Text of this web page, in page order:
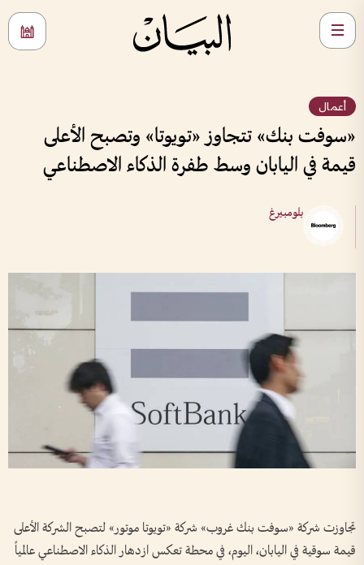
أعمال
«سوفت بنك» تتجاوز «تويوتا» وتصبح الأعلى
قيمة في اليابان وسط طفرة الذكاء الاصطناعي
بلومبيرغ
تجاوزت شركة «سوفت بنك غروب» شركة «تويوتا موتور» لتصبح الشركة الأعلى
قيمة سوقية في اليابان، اليوم، في محطة تعكس ازدهار الذكاء الاصطناعي عالمياً